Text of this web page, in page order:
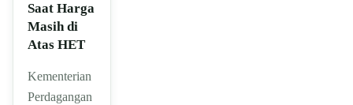
Saat Harga
Masih di
Atas HET
Kementerian
Perdagangan